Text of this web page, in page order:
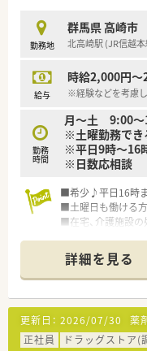
■フラットな組織
善などに活かせる
■大手グループな
【こんな取り組みを
ートすることで現
■変動シフト制（業
ぎ、風通しの良い
■過剰な設備投資
勤務地
群馬県 高崎市
北高崎駅 (JR信越
給与
時給2,000円～
※経験などを考慮
勤務
時間
月～土 9:00～
※土曜勤務でき
※平日9時～16
※日数応相談
■希少♪平日16時ま
■土曜日も働ける
■在宅、介護施設
■駅徒歩圏内ですが
≪法人特徴≫
■群馬県高崎市で
■在宅・介護施設等
けた医療機関とし
詳細を見る
更新日： 2026/07/30 薬
正社員
ドラッグストア(